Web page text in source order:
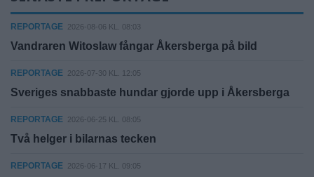
REPORTAGE 2026-08-06 KL. 08:03
Vandraren Witoslaw fångar Åkersberga på bild
REPORTAGE 2026-07-30 KL. 12:05
Sveriges snabbaste hundar gjorde upp i Åkersberga
REPORTAGE 2026-06-25 KL. 08:05
Två helger i bilarnas tecken
REPORTAGE 2026-06-17 KL. 09:05